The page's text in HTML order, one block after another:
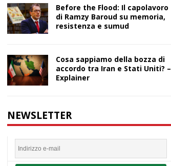
Before the Flood: Il capolavoro
di Ramzy Baroud su memoria,
resistenza e sumud
Cosa sappiamo della bozza di
accordo tra Iran e Stati Uniti? –
Explainer
NEWSLETTER